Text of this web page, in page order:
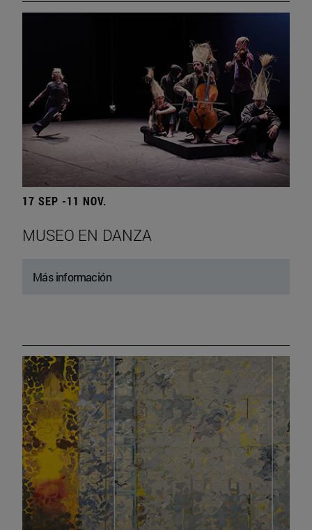
17 SEP -11 NOV.
MUSEO EN DANZA
Más información